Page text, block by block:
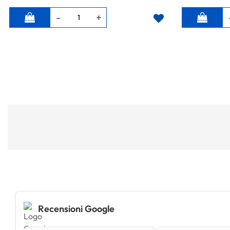
Quantità Quantità
Recensioni Google